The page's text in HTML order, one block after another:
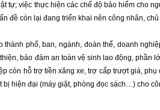
tự; việc thực hiện các chế độ bảo hiểm cho
đề còn lại đang triển khai nên công nhân,
phố, ban, ngành, đoàn thể, doanh
bảo đảm an toàn vệ sinh lao động, phần
còn hỗ trợ tiền xăng xe, trợ cấp trượt giá, phụ
hiện đại (máy giặt, phòng đọc sách…) cho